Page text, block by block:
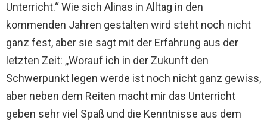
Unterricht.“ Wie sich Alinas in Alltag in den
kommenden Jahren gestalten wird steht noch nicht
ganz fest, aber sie sagt mit der Erfahrung aus der
letzten Zeit: ,,Worauf ich in der Zukunft den
Schwerpunkt legen werde ist noch nicht ganz gewiss,
aber neben dem Reiten macht mir das Unterricht
geben sehr viel Spaß und die Kenntnisse aus dem